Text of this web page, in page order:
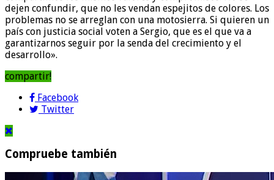
dejen confundir, que no les vendan espejitos de colores. Los
problemas no se arreglan con una motosierra. Si quieren un
país con justicia social voten a Sergio, que es el que va a
garantizarnos seguir por la senda del crecimiento y el
desarrollo».
compartir!
Facebook
Twitter
Compruebe también